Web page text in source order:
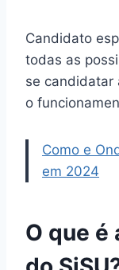
Candidato
todas as
se candidatar
o
Como e
em 2024
O que é